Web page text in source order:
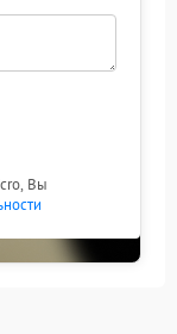
Вы